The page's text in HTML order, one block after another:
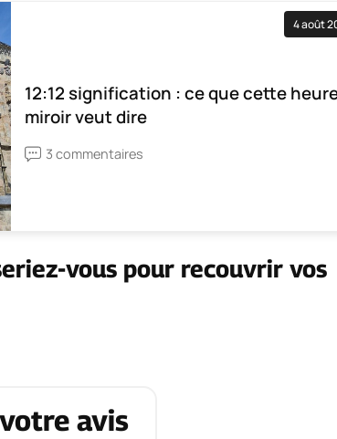
4 août
12:12 signification : ce que cette
miroir veut dire
3 commentaires
vous pour recouvrir vos
avis